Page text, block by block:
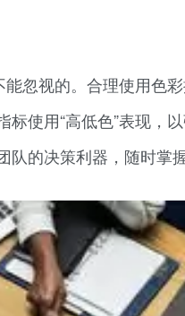
忽视的。合理使用色
使用“高低色”表现，
的决策利器，随时掌